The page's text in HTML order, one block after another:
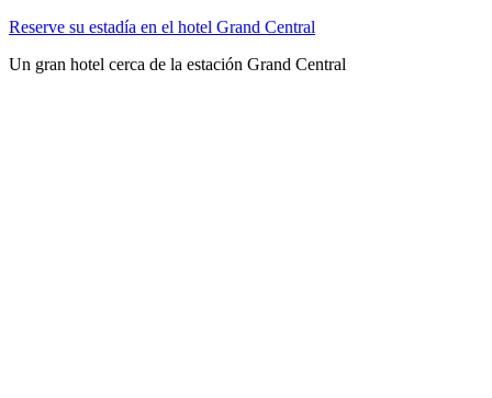
Reserve su estadía en el hotel Grand Central
Un gran hotel cerca de la estación Grand Central